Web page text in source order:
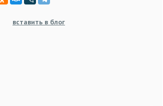
вставить в блог